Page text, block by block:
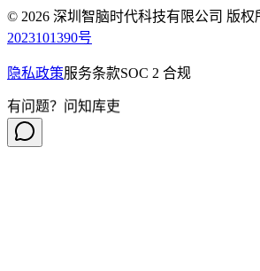
© 2026 深圳智脑时代科技有限公司 版
2023101390号
隐私政策服务条款SOC 2 合规
有问题？问知库吏